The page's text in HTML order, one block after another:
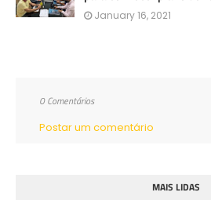
January 16, 2021
0 Comentários
Postar um comentário
MAIS LIDAS